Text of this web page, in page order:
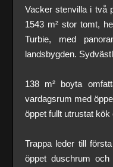
Vacker stenvilla i två
1543 m² stor tomt,
Turbie, med
landsbygden.
138 m² boyta
vardagsrum med
öppet fullt utrustat kök
Trappa leder till
öppet duschrum